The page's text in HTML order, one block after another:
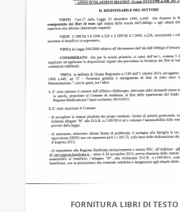
FORNITURA LIBRI DI TESTO